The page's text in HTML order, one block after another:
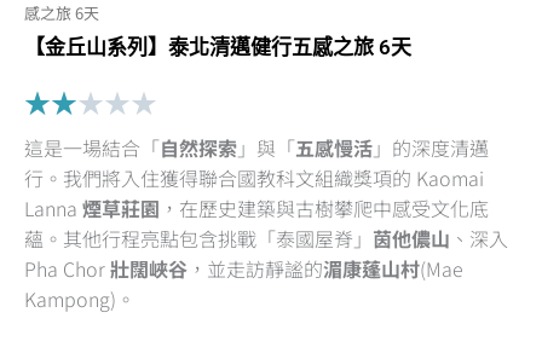
感之旅 6天
【金丘山系列】泰北清邁健行五感之旅 6天
★★★★★
2
out
of
5
這是一場結合「自然探索」與「五感慢活」的深度清邁
行。我們將入住獲得聯合國教科文組織獎項的 Kaomai
Lanna 煙草莊園 ，在歷史建築與古樹攀爬中感受文化底
蘊。其他行程亮點包含挑戰「泰國屋脊」 茵他儂山 、深入
Pha Chor壯闊峽谷 ，並走訪靜謐的湄康蓬山村(Mae
Kampong)。